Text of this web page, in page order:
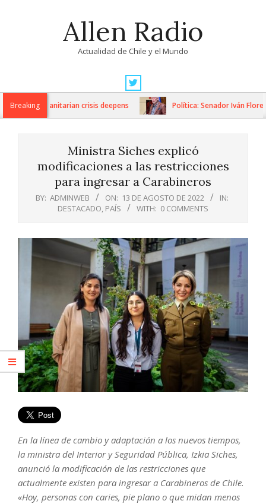
Allen Radio
Actualidad de Chile y el Mundo
Navigation
MenuBreaking
as humanitarian crisis deepens Política: Senador Iván Flores
Ministra Siches explicó
modificaciones a las restricciones
para ingresar a Carabineros
BY: ADMINWEB ON: 13 DE AGOSTO DE 2022
IN:
DESTACADO, PAÍS WITH: 0 COMMENTS
En la línea de cambio y adaptación a los nuevos tiempos,
la ministra del Interior y Seguridad Pública, Izkia Siches,
anunció la modificación de las restricciones que
actualmente existen para ingresar a Carabineros de Chile.
«Hoy, personas con caries, pie plano o que midan menos